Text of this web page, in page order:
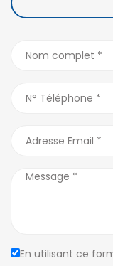
En utilisant ce